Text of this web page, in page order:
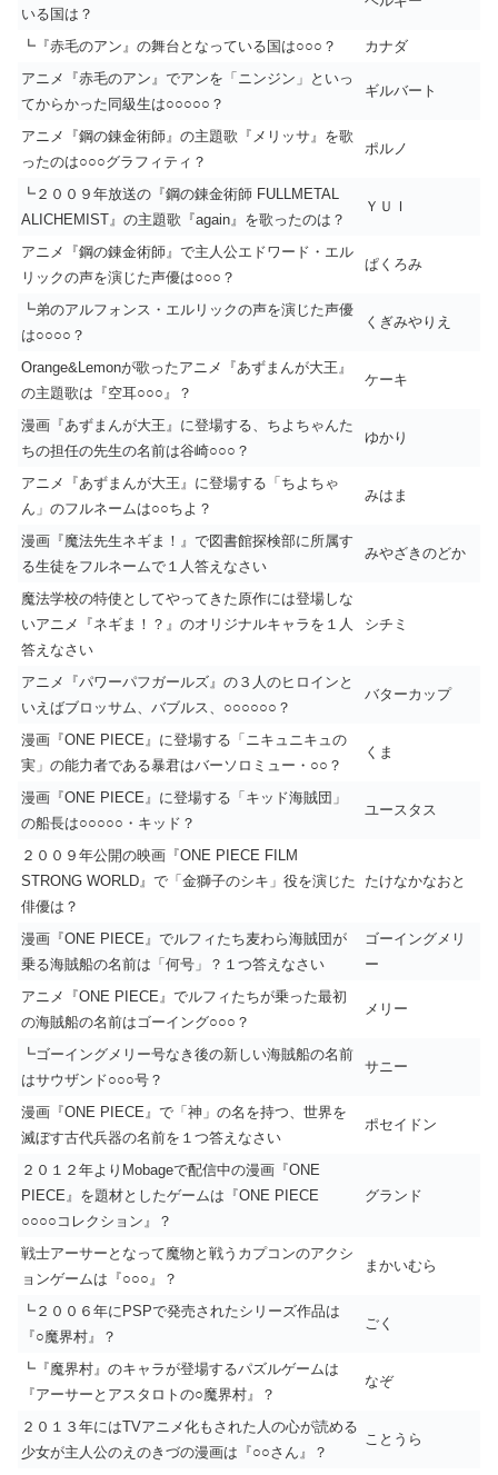
いる国は？
┗『赤毛のアン』の舞台となっている国は○○○？
カナダ
アニメ『赤毛のアン』でアンを「ニンジン」といっ
てからかった同級生は○○○○○？
ギルバート
アニメ『鋼の錬金術師』の主題歌『メリッサ』を歌
ったのは○○○グラフィティ？
ポルノ
┗２００９年放送の『鋼の錬金術師 FULLMETAL
ALICHEMIST』の主題歌『again』を歌ったのは？
ＹＵＩ
アニメ『鋼の錬金術師』で主人公エドワード・エル
リックの声を演じた声優は○○○？
ぱくろみ
┗弟のアルフォンス・エルリックの声を演じた声優
は○○○○？
くぎみやりえ
Orange&Lemonが歌ったアニメ『あずまんが大王』
の主題歌は『空耳○○○』？
ケーキ
漫画『あずまんが大王』に登場する、ちよちゃんた
ちの担任の先生の名前は谷崎○○○？
ゆかり
アニメ『あずまんが大王』に登場する「ちよちゃ
ん」のフルネームは○○ちよ？
みはま
漫画『魔法先生ネギま！』で図書館探検部に所属す
る生徒をフルネームで１人答えなさい
みやざきのどか
魔法学校の特使としてやってきた原作には登場しな
いアニメ『ネギま！？』のオリジナルキャラを１人
答えなさい
シチミ
アニメ『パワーパフガールズ』の３人のヒロインと
いえばブロッサム、バブルス、○○○○○○？
バターカップ
漫画『ONE PIECE』に登場する「ニキュニキュの
実」の能力者である暴君はバーソロミュー・○○？
くま
漫画『ONE PIECE』に登場する「キッド海賊団」
の船長は○○○○○・キッド？
ユースタス
２００９年公開の映画『ONE PIECE FILM
STRONG WORLD』で「金獅子のシキ」役を演じた
俳優は？
たけなかなおと
漫画『ONE PIECE』でルフィたち麦わら海賊団が
乗る海賊船の名前は「何号」？１つ答えなさい
ゴーイングメリ
ー
アニメ『ONE PIECE』でルフィたちが乗った最初
の海賊船の名前はゴーイング○○○？
メリー
┗ゴーイングメリー号なき後の新しい海賊船の名前
はサウザンド○○○号？
サニー
漫画『ONE PIECE』で「神」の名を持つ、世界を
滅ぼす古代兵器の名前を１つ答えなさい
ポセイドン
２０１２年よりMobageで配信中の漫画『ONE
PIECE』を題材としたゲームは『ONE PIECE
○○○○コレクション』？
グランド
戦士アーサーとなって魔物と戦うカプコンのアクシ
ョンゲームは『○○○』？
まかいむら
┗２００６年にPSPで発売されたシリーズ作品は
『○魔界村』？
ごく
┗『魔界村』のキャラが登場するパズルゲームは
『アーサーとアスタロトの○魔界村』？
なぞ
２０１３年にはTVアニメ化もされた人の心が読める
少女が主人公のえのきづの漫画は『○○さん』？
ことうら